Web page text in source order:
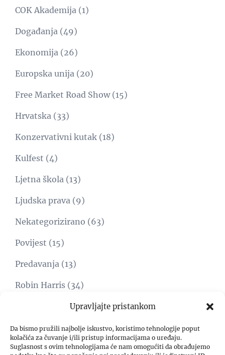
Upravljajte pristankom
Da bismo pružili najbolje iskustvo, koristimo tehnologije poput
kolačića za čuvanje i/ili pristup informacijama o uređaju.
Suglasnost s ovim tehnologijama će nam omogućiti da obrađujemo
COK Akademija (1)
Događanja (49)
Ekonomija (26)
Europska unija (20)
Free Market Road Show(15)
Hrvatska (33)
Konzervativni kutak (18)
Kulfest (4)
Ljetna škola (13)
Ljudska prava (9)
Nekategorizirano (63)
Povijest (15)
Predavanja (13)
Robin Harris (34)
Umjetnost(1)
Video(8)